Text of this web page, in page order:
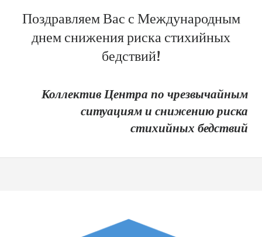
Поздравляем Вас с Международным
днем снижения риска стихийных
бедствий!
Коллектив Центра по чрезвычайным
ситуациям и снижению риска
стихийных бедствий